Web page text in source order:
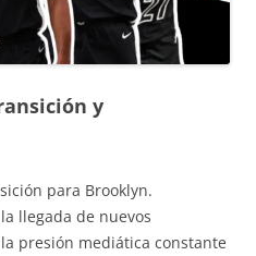
y
para Brooklyn.
llegada de nuevos
presión mediática constante